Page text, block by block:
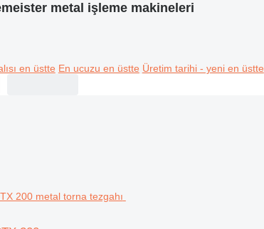
metal işleme makineleri
en üstte En ucuzu en üstte Üretim tarihi - yeni en üstte